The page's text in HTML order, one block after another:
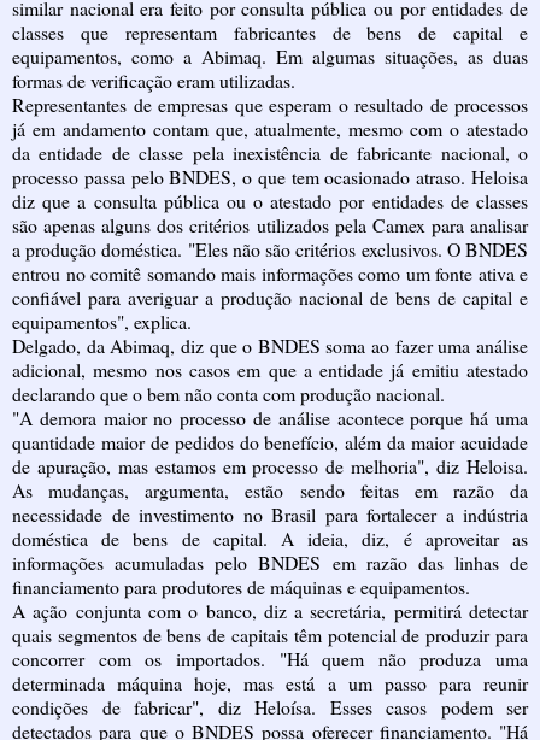
similar nacional era feito por consulta pública ou por entidades de
classes que representam fabricantes de bens de capital e
equipamentos, como a Abimaq. Em algumas situações, as duas
formas de verificação eram utilizadas.
Representantes de empresas que esperam o resultado de processos
já em andamento contam que, atualmente, mesmo com o atestado
da entidade de classe pela inexistência de fabricante nacional, o
processo passa pelo BNDES, o que tem ocasionado atraso. Heloisa
diz que a consulta pública ou o atestado por entidades de classes
são apenas alguns dos critérios utilizados pela Camex para analisar
a produção doméstica. "Eles não são critérios exclusivos. O BNDES
entrou no comitê somando mais informações como um fonte ativa e
confiável para averiguar a produção nacional de bens de capital e
equipamentos", explica.
Delgado, da Abimaq, diz que o BNDES soma ao fazer uma análise
adicional, mesmo nos casos em que a entidade já emitiu atestado
declarando que o bem não conta com produção nacional.
"A demora maior no processo de análise acontece porque há uma
quantidade maior de pedidos do benefício, além da maior acuidade
de apuração, mas estamos em processo de melhoria", diz Heloisa.
As mudanças, argumenta, estão sendo feitas em razão da
necessidade de investimento no Brasil para fortalecer a indústria
doméstica de bens de capital. A ideia, diz, é aproveitar as
informações acumuladas pelo BNDES em razão das linhas de
financiamento para produtores de máquinas e equipamentos.
A ação conjunta com o banco, diz a secretária, permitirá detectar
quais segmentos de bens de capitais têm potencial de produzir para
concorrer com os importados. "Há quem não produza uma
determinada máquina hoje, mas está a um passo para reunir
condições de fabricar", diz Heloísa. Esses casos podem ser
detectados para que o BNDES possa oferecer financiamento. "Há